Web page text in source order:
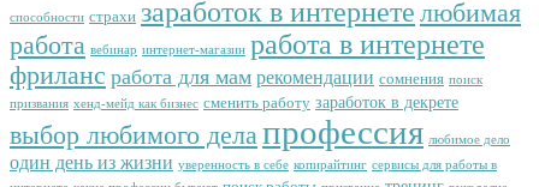
способности страхи заработок в интернете любимая
работа вебинар интернет-магазин работа в интернете
фриланс работа для мам рекомендации сомнения поиск
призвания хенд-мейд как бизнес сменить работу заработок в декрете
выбор любимого делапрофессия любимое дело
один день из жизни уверенность в себе копирайтинг сервисы для работы в